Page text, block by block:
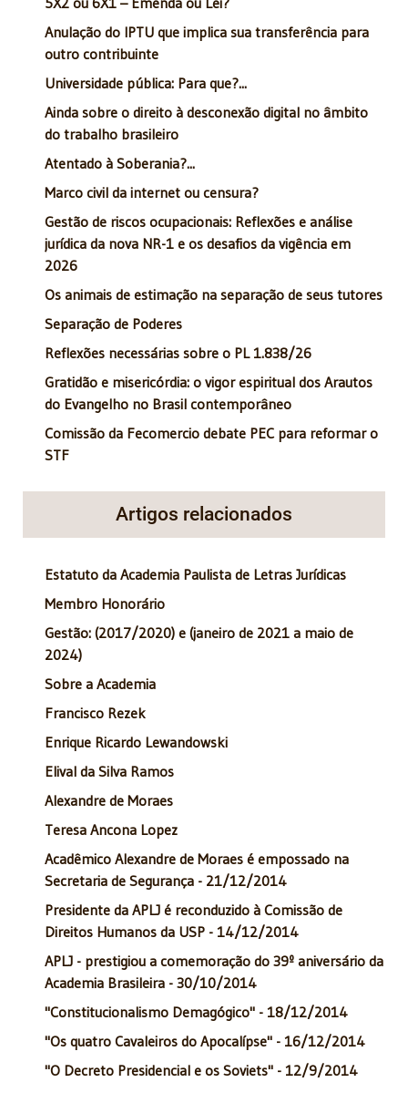
Anulação do IPTU que implica sua transferência para
outro contribuinte
Universidade pública: Para que?...
Ainda sobre o direito à desconexão digital no âmbito
do trabalho brasileiro
Atentado à Soberania?...
Marco civil da internet ou censura?
Gestão de riscos ocupacionais: Reflexões e análise
jurídica da nova NR-1 e os desafios da vigência em
2026
Os animais de estimação na separação de seus tutores
Separação de Poderes
Reflexões necessárias sobre o PL 1.838/26
Gratidão e misericórdia: o vigor espiritual dos Arautos
do Evangelho no Brasil contemporâneo
Comissão da Fecomercio debate PEC para reformar o
STF
Artigos relacionados
Estatuto da Academia Paulista de Letras Jurídicas
Membro Honorário
Gestão: (2017/2020) e (janeiro de 2021 a maio de
2024)
Sobre a Academia
Francisco Rezek
Enrique Ricardo Lewandowski
Elival da Silva Ramos
Alexandre de Moraes
Teresa Ancona Lopez
Acadêmico Alexandre de Moraes é empossado na
Secretaria de Segurança - 21/12/2014
Presidente da APLJ é reconduzido à Comissão de
Direitos Humanos da USP - 14/12/2014
APLJ - prestigiou a comemoração do 39º aniversário da
Academia Brasileira - 30/10/2014
"Constitucionalismo Demagógico" - 18/12/2014
"Os quatro Cavaleiros do Apocalípse" - 16/12/2014
"O Decreto Presidencial e os Soviets" - 12/9/2014